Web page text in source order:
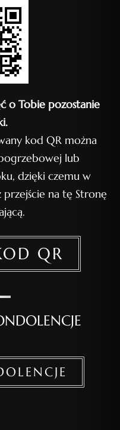
o Tobie pozostanie
kod QR można
lub
dzięki czemu w
na tę Stronę
QR